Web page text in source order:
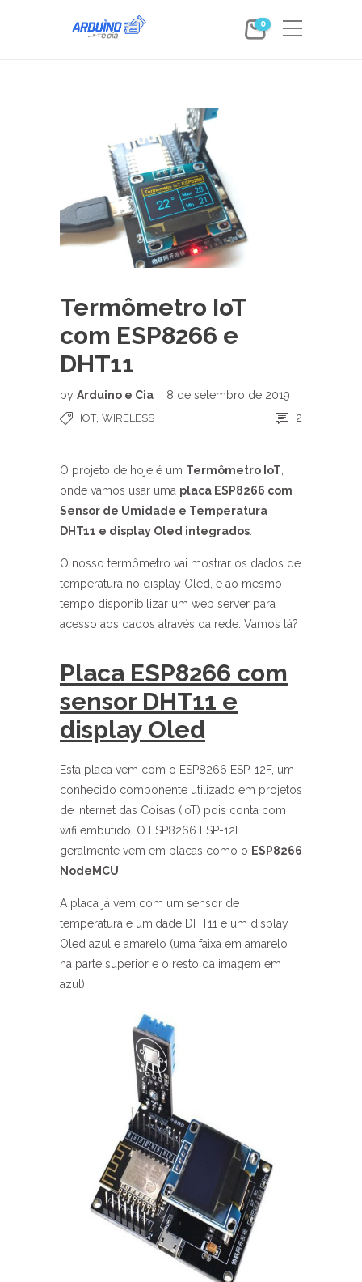
0
Termômetro IoT
com ESP8266 e
DHT11
by Arduino e Cia 8 de setembro de 2019
IOT, WIRELESS 2
O projeto de hoje é um Termômetro IoT,
onde vamos usar uma placa ESP8266 com
Sensor de Umidade e Temperatura
DHT11 e display Oled integrados.
O nosso termômetro vai mostrar os dados de
temperatura no display Oled, e ao mesmo
tempo disponibilizar um web server para
acesso aos dados através da rede. Vamos lá?
Placa ESP8266 com
sensor DHT11 e
display Oled
Esta placa vem com o ESP8266 ESP-12F, um
conhecido componente utilizado em projetos
de Internet das Coisas (IoT) pois conta com
wifi embutido. O ESP8266 ESP-12F
geralmente vem em placas como o ESP8266
NodeMCU.
A placa já vem com um sensor de
temperatura e umidade DHT11 e um display
Oled azul e amarelo (uma faixa em amarelo
na parte superior e o resto da imagem em
azul).